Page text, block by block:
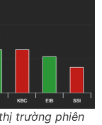
trường phiên